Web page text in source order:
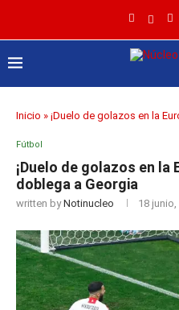
Inicio » ¡Duelo de golazos en la
Fútbol
¡Duelo de golazos en la
doblega a Georgia
written byNotinucleo 18 junio,